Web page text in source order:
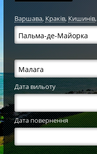
Варшава, Краків, Кишинів,
Дата вильоту
Дата повернення